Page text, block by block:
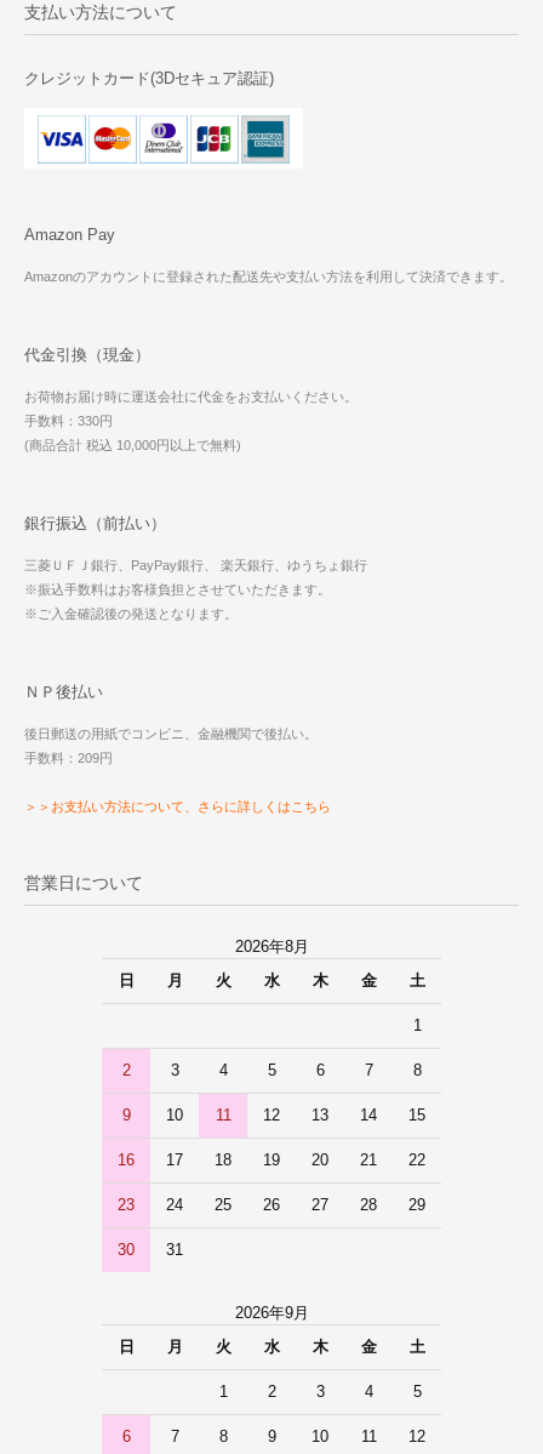
支払い方法について
クレジットカード(3Dセキュア認証)
Amazon Pay
Amazonのアカウントに登録された配送先や支払い方法を利用して決済できます。
代金引換（現金）
お荷物お届け時に運送会社に代金をお支払いください。
手数料：330円
(商品合計 税込 10,000円以上で無料)
銀行振込（前払い）
三菱ＵＦＪ銀行、PayPay銀行、 楽天銀行、ゆうちょ銀行
※振込手数料はお客様負担とさせていただきます。
※ご入金確認後の発送となります。
ＮＰ後払い
後日郵送の用紙でコンビニ、金融機関で後払い。
手数料：209円
＞＞お支払い方法について、さらに詳しくはこちら
営業日について
2026年8月
日
月 火 水 木 金 土
1
2 3 4 5 6 7 8
9 10 11 12 13 14 15
16 17 18 19 20 21 22
23 24 25 26 27 28 29
30 31
2026年9月
日
月 火 水 木 金 土
1 2 3 4 5
6 7 8 9 10 11 12